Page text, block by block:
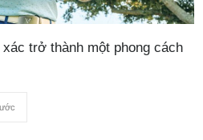
trở thành một phong cách